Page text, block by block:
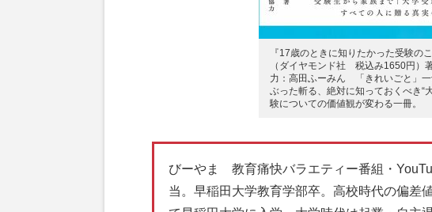
『17歳のときに知りたかった受験の
（ダイヤモンド社 税込み1650円）
力：高田ふーみん 「きれいごと」
ぶった斬る、絶対に知っておくべき“
験についての価値観が変わる一冊。
びーやま 教育痛快バラエティー番組・
当。早稲田大学教育学部卒。高校時代の偏差